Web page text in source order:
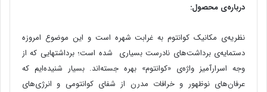
درباره‌ی محصول:
نظریه‌ی مکانیک کوانتوم به غرابت شهره است و این موضوع امروزه
دستمایه‌ی برداشت‌های نادرست بسیاری شده است؛ برداشتهایی که از
وجه اسرارآمیز واژه‌ی «کوانتوم» بهره جسته‌اند. بسیار شنیده‌ایم که
عرفان‌های نوظهور و خرافات مدرن از شفای کوانتومی و انرژ‌‌ی‌های